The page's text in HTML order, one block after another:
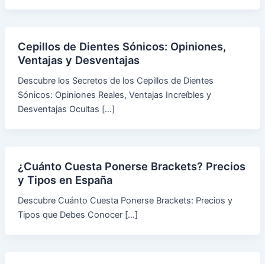
Cepillos de Dientes Sónicos: Opiniones,
Ventajas y Desventajas
Descubre los Secretos de los Cepillos de Dientes
Sónicos: Opiniones Reales, Ventajas Increíbles y
Desventajas Ocultas […]
¿Cuánto Cuesta Ponerse Brackets? Precios
y Tipos en España
Descubre Cuánto Cuesta Ponerse Brackets: Precios y
Tipos que Debes Conocer […]